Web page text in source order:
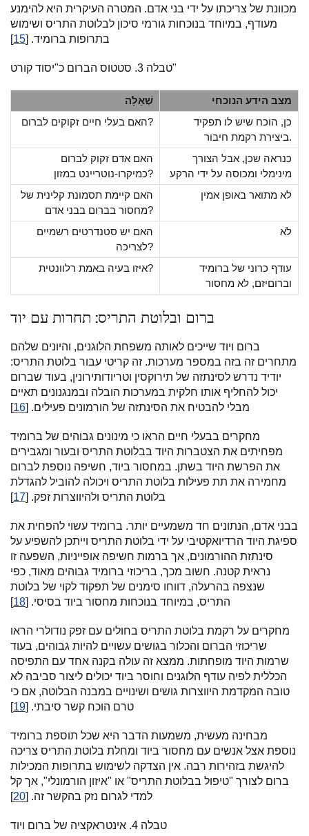
מכוונת של צריכתו על ידי בני אדם. המטרה העיקרית היא להימנע
מעודף, במיוחד בנוכחות גורמי סיכון לבלוטת התריס ושימוש
בתרופות ברומיד. [15
]
טבלה 3. סטטוס הברום כ"יסוד קורט"
שְׁאֵלָה
מצב הידע הנוכחי
האם בעלי חיים זקוקים לברום?
כן, הוכח שיש לו תפקיד
ביצירת רקמת חיבור.
האם אדם זקוק לברום
כמיקרו-נוטריינט במזון?
כנראה שכן, אבל הצורך
מינימלי ומכוסה על ידי הרקע
האם קיימת תסמונת קלינית של
מחסור בברום בבני אדם?
לא מתואר באופן אמין
האם יש סטנדרטים רשמיים
לצריכה?
לֹא
איזו בעיה באמת רלוונטית?
עודף כרוני של ברומיד
וברוםיזם, לא מחסור
ברום ובלוטת התריס: תחרות עם יוד
ברום ויוד שייכים לאותה משפחת הלוגנים, והיונים שלהם
מתחרים זה בזה במספר מערכות. זה קריטי עבור בלוטת התריס:
יודיד נדרש לסינתזה של תירוקסין וטריודותירונין, בעוד שברום
יכול להחליף אותו חלקית במערכות הובלה ובמנגנונים תאיים
מבלי להבטיח את הסינתזה של הורמונים פעילים. [16
]
מחקרים בבעלי חיים הראו כי מינונים גבוהים של ברומיד
מפחיתים את הצטברות היוד בבלוטת התריס ובעור ומגבירים
את הפרשת היוד בשתן. במחסור ביוד, חשיפה נוספת לברום
מחמירה את תת פעילות בלוטת התריס ויכולה להוביל להגדלת
בלוטת התריס ולהיווצרות זפק. [17
]
בבני אדם, הנתונים חד משמעיים יותר. ברומיד עשוי להפחית את
ספיגת היוד הרדיואקטיבי על ידי בלוטת התריס וייתכן להשפיע על
סינתזת ההורמונים, אך ברמות חשיפה אופייניות, השפעה זו
נראית קטנה. חשוב מכך, בריכוזי ברומיד גבוהים מאוד, כפי
שנצפה בהרעלה, דווחו סימנים של תפקוד לקוי של בלוטת
התריס, במיוחד בנוכחות מחסור ביוד בסיסי. [18
]
מחקרים על רקמת בלוטת התריס בחולים עם זפק נודולרי הראו
שריכוזי הברום והכלור בגושים עשויים להיות גבוהים, בעוד
שרמות היוד מופחתות. ממצא זה עולה בקנה אחד עם התפיסה
הכללית לפיה עודף הלוגנים וחוסר ביוד יכולים ליצור סביבה לא
טובה המקדמת היווצרות גושים ושינויים במבנה הבלוטה, אם כי
טרם הוכח קשר סיבתי. [19
]
מבחינה מעשית, משמעות הדבר היא שכל תוספת ברומיד
נוספת אצל אנשים עם מחסור ביוד ומחלת בלוטת התריס צריכה
להיגשת בזהירות רבה. אין הצדקה לשימוש בתרופות המכילות
ברום לצורך "טיפול בבלוטת התריס" או "איזון הורמונלי", אך קל
למדי לגרום נזק בהקשר זה. [20
]
טבלה 4. אינטראקציה של ברום ויוד